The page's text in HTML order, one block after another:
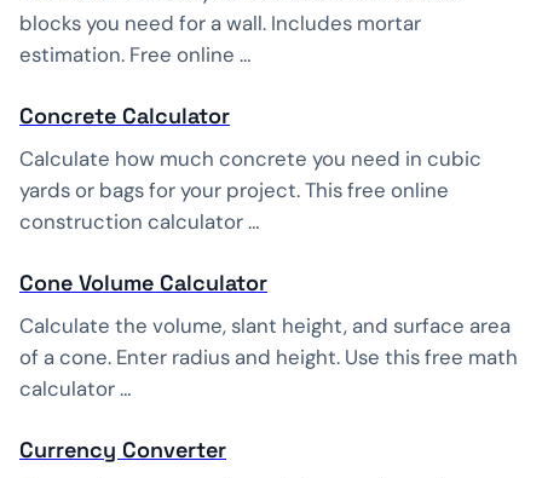
blocks you need for a wall. Includes mortar
estimation. Free online …
Concrete Calculator
Calculate how much concrete you need in cubic
yards or bags for your project. This free online
construction calculator …
Cone Volume Calculator
Calculate the volume, slant height, and surface area
of a cone. Enter radius and height. Use this free math
calculator …
Currency Converter